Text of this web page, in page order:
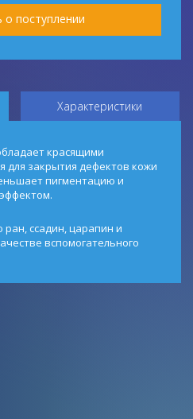
поступлении
Характеристики
красящими
для закрытия дефектов кожи
пигментацию и
ссадин, царапин и
вспомогательного